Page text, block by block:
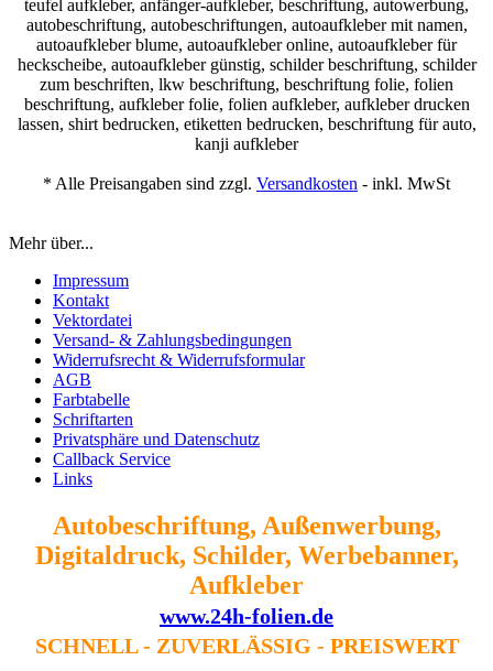
teufel aufkleber, anfänger-aufkleber, beschriftung, autowerbung,
autobeschriftung, autobeschriftungen, autoaufkleber mit namen,
autoaufkleber blume, autoaufkleber online, autoaufkleber für
heckscheibe, autoaufkleber günstig, schilder beschriftung, schilder
zum beschriften, lkw beschriftung, beschriftung folie, folien
beschriftung, aufkleber folie, folien aufkleber, aufkleber drucken
lassen, shirt bedrucken, etiketten bedrucken, beschriftung für auto,
kanji aufkleber
* Alle Preisangaben sind zzgl. Versandkosten - inkl. MwSt
Mehr über...
Impressum
Kontakt
Vektordatei
Versand- & Zahlungsbedingungen
Widerrufsrecht & Widerrufsformular
AGB
Farbtabelle
Schriftarten
Privatsphäre und Datenschutz
Callback Service
Links
Autobeschriftung, Außenwerbung,
Digitaldruck, Schilder, Werbebanner,
Aufkleber
www.24h-folien.de
SCHNELL - ZUVERLÄSSIG - PREISWERT